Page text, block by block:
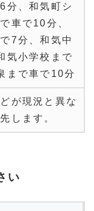
分、和気町シ
車で10分、
7分、和気中
気小学校まで
まで車で10分
が現況と異な
します。
い